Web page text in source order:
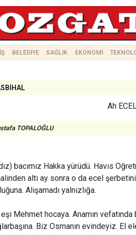
BELEDİYE SAĞLIK EKONOMİ
Ah
TOPALOĞLU
bacımız Hakka yürüdü. Havıs
altı ay sonra o da ecel
Alışamadı yalnızlığa.
eşi Mehmet hocaya. Anamın
Biz Osmanın evindeyiz. El